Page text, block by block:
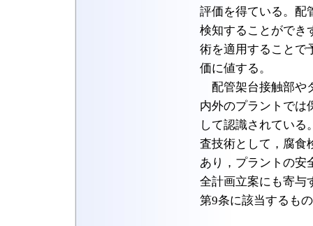
評価を得ている。配
検知することができ
術を適用することで
価に値する。
配管架台接触部や
内外のプラントでは
して認識されている
査技術として，腐食
あり，プラントの安
全計画立案にも寄与
第9条に該当するも